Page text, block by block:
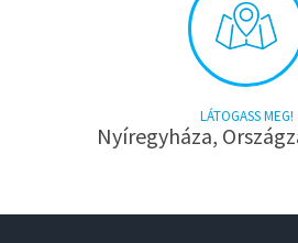
LÁTOGASS MEG!
Nyíregyháza,